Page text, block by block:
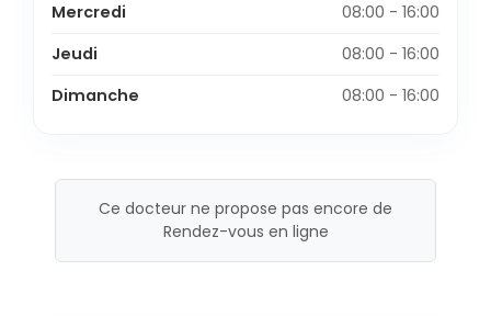
Mercredi
08:00 - 16:00
Jeudi
08:00 - 16:00
Dimanche
08:00 - 16:00
Ce docteur ne propose pas encore de
Rendez-vous en ligne